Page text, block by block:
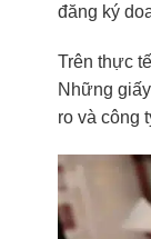
đăng ký
Trên thực
Những
ro và công